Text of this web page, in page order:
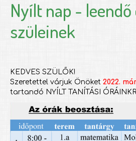
Nyílt nap -
szüleinek
KEDVES SZÜLŐK!
Szeretettel várjuk Önöket 2022.
tartandó NYÍLT TANÍTÁSI